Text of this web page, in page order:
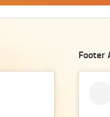
Footer